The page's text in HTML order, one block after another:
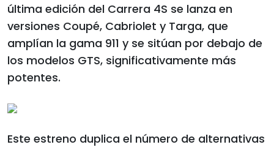
última edición del Carrera 4S se lanza en
versiones Coupé, Cabriolet y Targa, que
amplían la gama 911 y se sitúan por debajo de
los modelos GTS, significativamente más
potentes.
Este estreno duplica el número de alternativas